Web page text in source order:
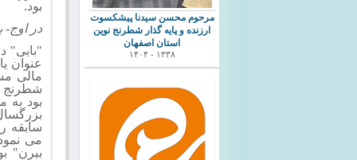
مرحوم محسن سیدنا پیشکسوت
ارزنده و پایه گذار شطرنج نوین
استان اصفهان
۱۳۳۸ - ۱۴۰۴
بود.
در اوج-
عنوان
مالی
شطرنج
بود به
سابقه
می
بیرن"